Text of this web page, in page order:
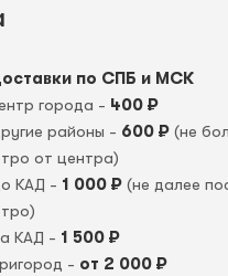
по СПБ и МСК
города - 400 ₽
районы - 600 ₽ (не
от центра)
КАД - 1 000 ₽ (не далее
КАД - 1 500 ₽
- от 2 000 ₽